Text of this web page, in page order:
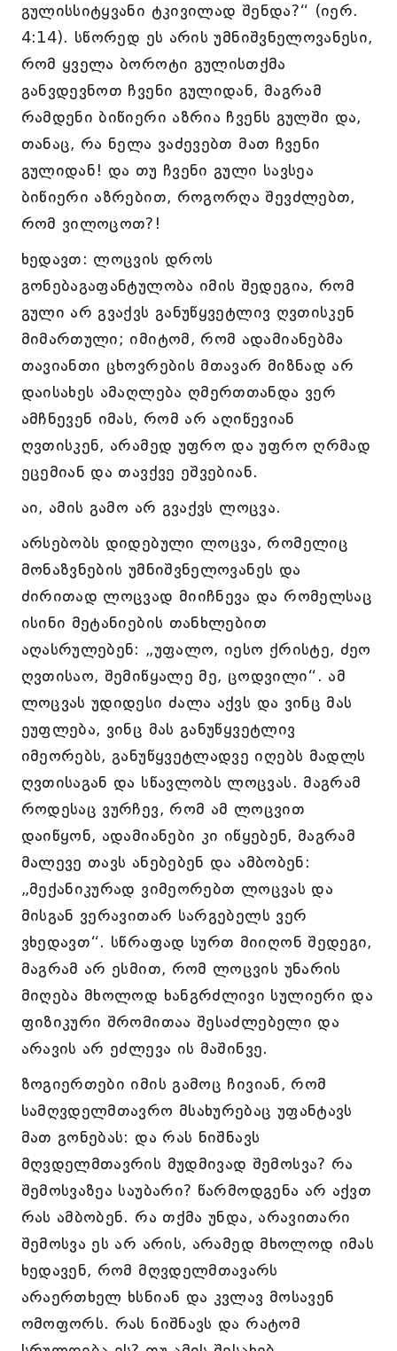
გულისსიტყვანი ტკივილად შენდა?“ (იერ.
4:14). სწორედ ეს არის უმნიშვნელოვანესი,
რომ ყველა ბოროტი გულისთქმა
განვდევნოთ ჩვენი გულიდან, მაგრამ
რამდენი ბიწიერი აზრია ჩვენს გულში და,
თანაც, რა ნელა ვაძევებთ მათ ჩვენი
გულიდან! და თუ ჩვენი გული სავსეა
ბიწიერი აზრებით, როგორღა შევძლებთ,
რომ ვილოცოთ?!
ხედავთ: ლოცვის დროს
გონებაგაფანტულობა იმის შედეგია, რომ
გული არ გვაქვს განუწყვეტლივ ღვთისკენ
მიმართული; იმიტომ, რომ ადამიანებმა
თავიანთი ცხოვრების მთავარ მიზნად არ
დაისახეს ამაღლება ღმერთთანდა ვერ
ამჩნევენ იმას, რომ არ აღიწევიან
ღვთისკენ, არამედ უფრო და უფრო ღრმად
ეცემიან და თავქვე ეშვებიან.
აი, ამის გამო არ გვაქვს ლოცვა.
არსებობს დიდებული ლოცვა, რომელიც
მონაზვნების უმნიშვნელოვანეს და
ძირითად ლოცვად მიიჩნევა და რომელსაც
ისინი მეტანიების თანხლებით
აღასრულებენ: „უფალო, იესო ქრისტე, ძეო
ღვთისაო, შემიწყალე მე, ცოდვილი“. ამ
ლოცვას უდიდესი ძალა აქვს და ვინც მას
ეუფლება, ვინც მას განუწყვეტლივ
იმეორებს, განუწყვეტლადვე იღებს მადლს
ღვთისაგან და სწავლობს ლოცვას. მაგრამ
როდესაც ვურჩევ, რომ ამ ლოცვით
დაიწყონ, ადამიანები კი იწყებენ, მაგრამ
მალევე თავს ანებებენ და ამბობენ:
„მექანიკურად ვიმეორებთ ლოცვას და
მისგან ვერავითარ სარგებელს ვერ
ვხედავთ“. სწრაფად სურთ მიიღონ შედეგი,
მაგრამ არ ესმით, რომ ლოცვის უნარის
მიღება მხოლოდ ხანგრძლივი სულიერი და
ფიზიკური შრომითაა შესაძლებელი და
არავის არ ეძლევა ის მაშინვე.
ზოგიერთები იმის გამოც ჩივიან, რომ
სამღვდელმთავრო მსახურებაც უფანტავს
მათ გონებას: და რას ნიშნავს
მღვდელმთავრის მუდმივად შემოსვა? რა
შემოსვაზეა საუბარი? წარმოდგენა არ აქვთ
რას ამბობენ. რა თქმა უნდა, არავითარი
შემოსვა ეს არ არის, არამედ მხოლოდ იმას
ხედავენ, რომ მღვდელმთავარს
არაერთხელ ხსნიან და კვლავ მოსავენ
ომოფორს. რას ნიშნავს და რატომ